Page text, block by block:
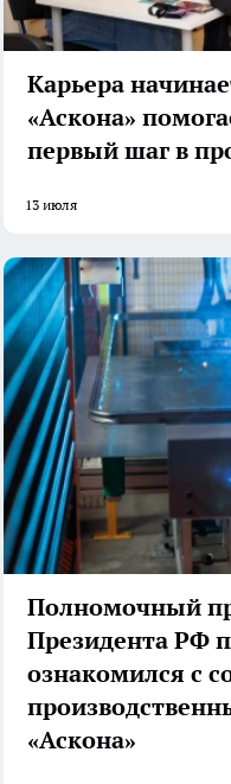
Карьера
«Аскона»
первый шаг в
13 июля
Полномочный
Президента РФ
ознакомился с
«Аскона»